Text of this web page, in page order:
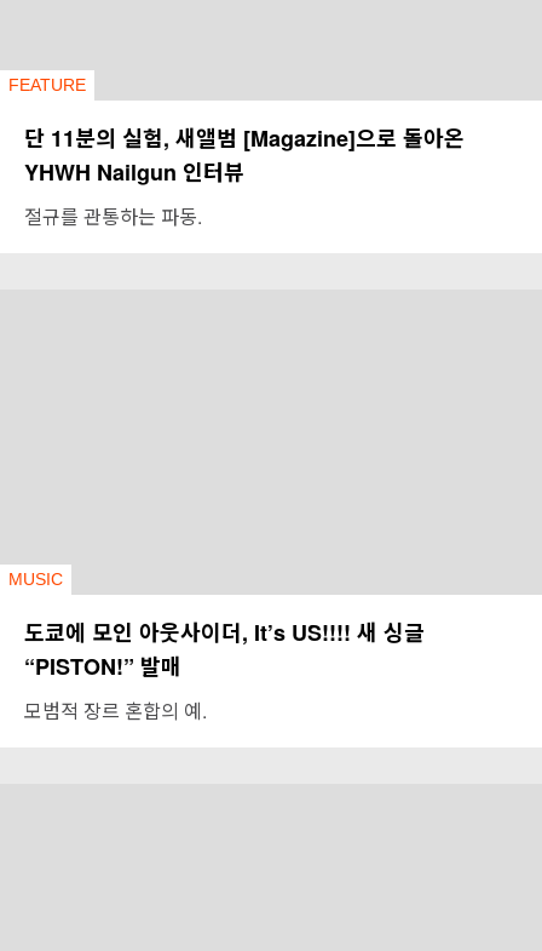
FEATURE
단 11분의 실험, 새앨범 [Magazine]으로 돌아온
YHWH Nailgun 인터뷰
절규를 관통하는 파동.
MUSIC
도쿄에 모인 아웃사이더, It’s US!!!! 새 싱글
“PISTON!” 발매
모범적 장르 혼합의 예.